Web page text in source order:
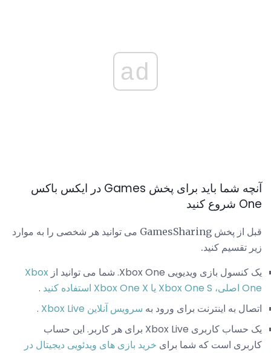
ad
آنچه شما باید برای پخش Games در ایکس باکس
One شروع کنید
قبل از پخش GamesSharing می توانید هر شخصی را به موارد
زیر تقسیم کنید.
یک کنسول بازی ویدیویی Xbox One. شما می توانید از
Xbox
One اصلی، Xbox One S یا Xbox One X استفاده کنید
.
اتصال به اینترنت برای ورود به سرویس آنلاین Xbox Live
.
یک حساب کاربری Xbox Live برای هر کاربر. این حساب
کاربری است که شما برای خرید بازی های ویدئویی دیجیتال در